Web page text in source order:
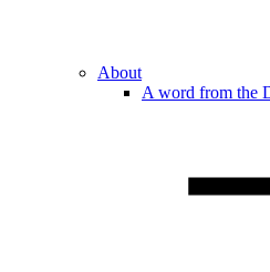
About
A word from the